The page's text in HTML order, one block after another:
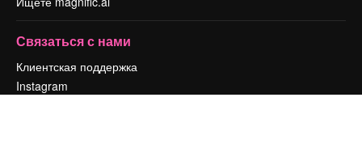
Связаться с нами
Клиентская поддержка
Instagram